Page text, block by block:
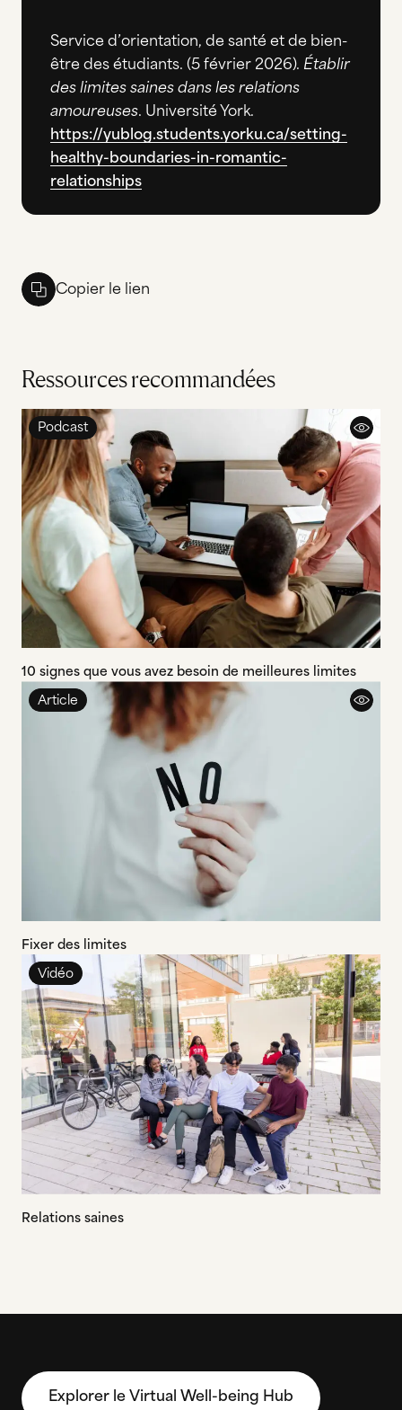
Service d’orientation, de santé et de bien-
être des étudiants. (5 février 2026). Établir
des limites saines dans les relations
amoureuses. Université York.
https://yublog.students.yorku.ca/setting-
healthy-boundaries-in-romantic-
relationships
Copier le lien
Ressources recommandées
10 signes que vous avez besoin de meilleures limites
Podcast
Fixer des limites
Article
Relations saines
Vidéo
Explorer le Virtual Well-being Hub